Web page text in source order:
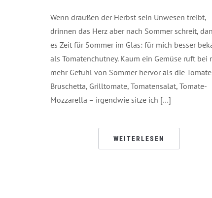
Wenn draußen der Herbst sein Unwesen treibt,
drinnen das Herz aber nach Sommer schreit,
es Zeit für Sommer im Glas: für mich besser
als Tomatenchutney. Kaum ein Gemüse ruft bei
mehr Gefühl von Sommer hervor als die Tomate.
Bruschetta, Grilltomate, Tomatensalat, Tomate-
Mozzarella – irgendwie sitze ich […]
WEITERLESEN